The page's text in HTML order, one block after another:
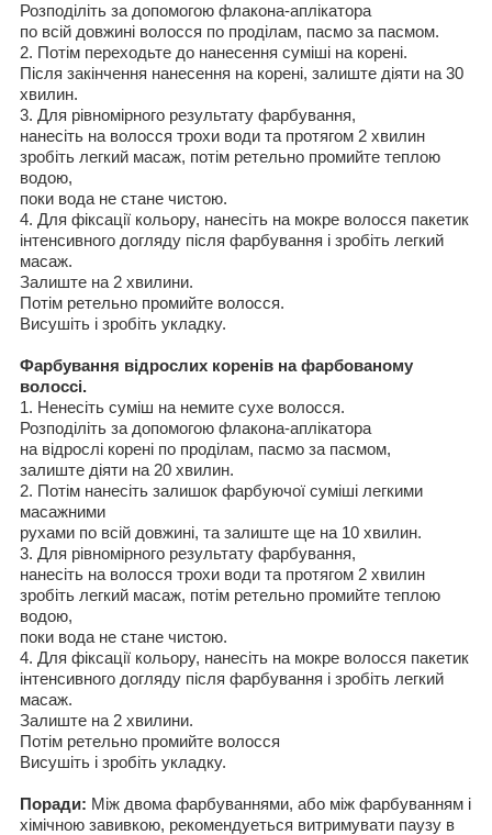
Розподіліть за допомогою флакона-аплікатора
по всій довжині волосся по проділам, пасмо за пасмом.
2. Потім переходьте до нанесення суміші на корені.
Після закінчення нанесення на корені, залиште діяти на 30
хвилин.
3. Для рівномірного результату фарбування,
нанесіть на волосся трохи води та протягом 2 хвилин
зробіть легкий масаж, потім ретельно промийте теплою
водою,
поки вода не стане чистою.
4. Для фіксації кольору, нанесіть на мокре волосся пакетик
інтенсивного догляду після фарбування і зробіть легкий
масаж.
Залиште на 2 хвилини.
Потім ретельно промийте волосся.
Висушіть і зробіть укладку.
Фарбування відрослих коренів на фарбованому
волоссі.
1. Ненесіть суміш на немите сухе волосся.
Розподіліть за допомогою флакона-аплікатора
на відрослі корені по проділам, пасмо за пасмом,
залиште діяти на 20 хвилин.
2. Потім нанесіть залишок фарбуючої суміші легкими
масажними
рухами по всій довжині, та залиште ще на 10 хвилин.
3. Для рівномірного результату фарбування,
нанесіть на волосся трохи води та протягом 2 хвилин
зробіть легкий масаж, потім ретельно промийте теплою
водою,
поки вода не стане чистою.
4. Для фіксації кольору, нанесіть на мокре волосся пакетик
інтенсивного догляду після фарбування і зробіть легкий
масаж.
Залиште на 2 хвилини.
Потім ретельно промийте волосся
Висушіть і зробіть укладку.
Поради: Між двома фарбуваннями, або між фарбуванням і
хімічною завивкою, рекомендуеться витримувати паузу в